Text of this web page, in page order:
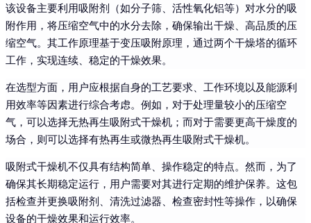
该设备主要利用吸附剂（如分子筛、活性氧化铝等）对水分的吸
附作用，将压缩空气中的水分去除，确保输出干燥、高品质的压
缩空气。其工作原理基于变压吸附原理，通过两个干燥塔的循环
工作，实现连续、稳定的干燥效果。
在选型方面，用户应根据自身的工艺要求、工作环境以及能源利
用效率等因素进行综合考虑。例如，对于处理量较小的压缩空
气，可以选择无热再生吸附式干燥机；而对于需要更高干燥度的
场合，则可以选择有热再生或微热再生吸附式干燥机。
吸附式干燥机不仅具有结构简单、操作稳定的特点。然而，为了
确保其长期稳定运行，用户需要对其进行定期的维护保养。这包
括检查并更换吸附剂、清洗过滤器、检查密封性等操作，以确保
设备的干燥效果和运行效率。